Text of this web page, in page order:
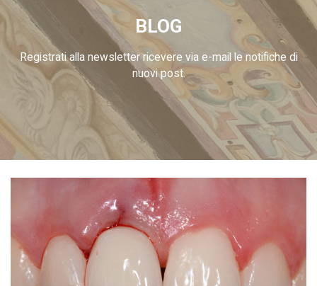
BLOG
Registrati alla newsletter ricevere via e-mail le notifiche di
nuovi post.